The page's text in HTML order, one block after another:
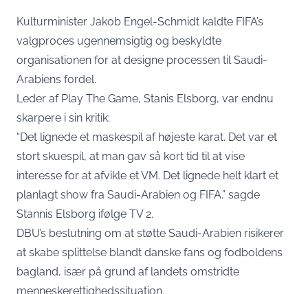
Kulturminister Jakob Engel-Schmidt kaldte FIFA’s
valgproces ugennemsigtig og beskyldte
organisationen for at designe processen til Saudi-
Arabiens fordel.
Leder af Play The Game, Stanis Elsborg, var endnu
skarpere i sin kritik:
“Det lignede et maskespil af højeste karat. Det var et
stort skuespil, at man gav så kort tid til at vise
interesse for at afvikle et VM. Det lignede helt klart et
planlagt show fra Saudi-Arabien og FIFA.” sagde
Stannis Elsborg ifølge TV 2.
DBU’s beslutning om at støtte Saudi-Arabien risikerer
at skabe splittelse blandt danske fans og fodboldens
bagland, især på grund af landets omstridte
menneskerettighedssituation.